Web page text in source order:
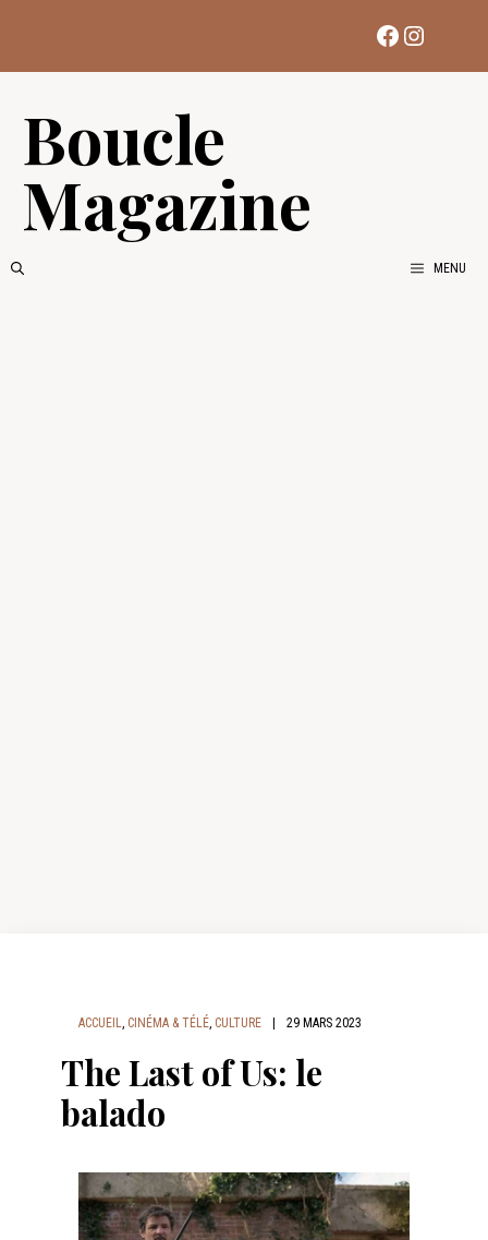
contenu
Facebook
Boucle
Magazine
MENU
ACCUEIL, CINÉMA & TÉLÉ, CULTURE 29 MARS 2023
The Last of Us: le
balado